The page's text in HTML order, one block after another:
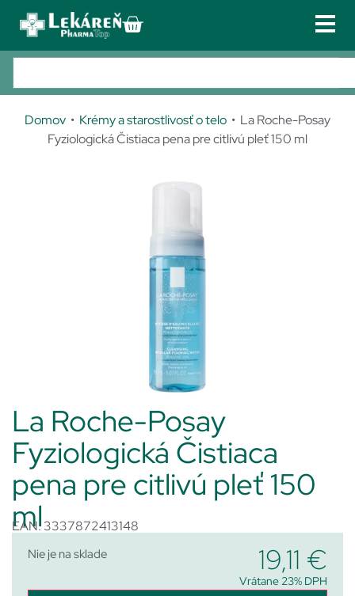
Domov • Krémy a starostlivosť o telo • La Roche-Posay
Fyziologická Čistiaca pena pre citlivú pleť 150 ml
433
3phar
Kozmetika
Obuv
Kontakt
La Roche-Posay
Fyziologická Čistiaca
pena pre citlivú pleť 150
ml
EAN: 3337872413148
Nie je na sklade 19,11 €
Vrátane 23% DPH